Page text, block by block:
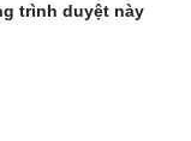
trình duyệt này